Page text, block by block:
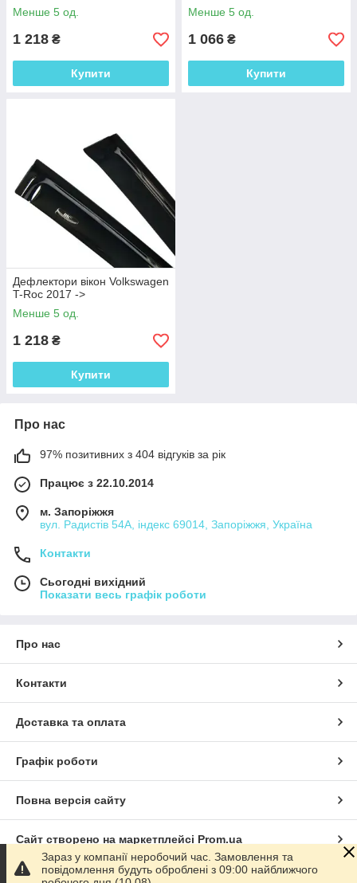
Менше 5 од.
1 218 ₴
Купити
Менше 5 од.
1 066 ₴
Купити
Дефлектори вікон Volkswagen
T-Roc 2017 ->
Менше 5 од.
1 218 ₴
Купити
Про нас
97% позитивних з 404 відгуків за рік
Працює з 22.10.2014
м. Запоріжжя
вул. Радистів 54А, індекс 69014, Запоріжжя, Україна
Контакти
Сьогодні вихідний
Показати весь графік роботи
Про нас
Контакти
Доставка та оплата
Графік роботи
Повна версія сайту
Сайт створено на маркетплейсі Prom.ua
Політика конфіденційності
Зараз у компанії неробочий час. Замовлення та
повідомлення будуть оброблені з 09:00 найближчого